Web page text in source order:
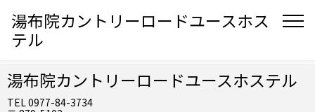
湯布院カントリーロードユースホス
テル
湯布院カントリーロードユースホステル
TEL 0977-84-3734